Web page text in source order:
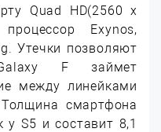
Quad HD(2560 х
Exynos,
Утечки позволяют
F займет
между линейками
смартфона
у S5 и составит 8,1